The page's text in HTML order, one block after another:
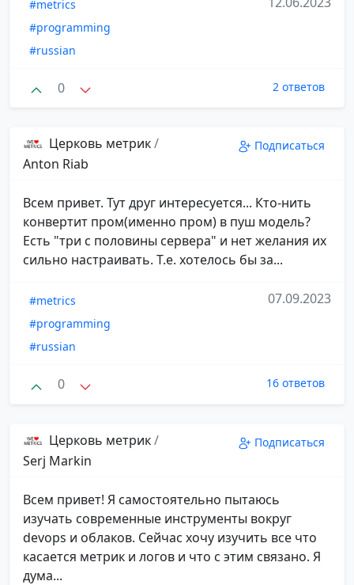
#metrics
#programming
#russian
0 2 ответов
Церковь метрик/
Anton Riab
Подписаться
Всем привет. Тут друг интересуется... Кто-нить
конвертит пром(именно пром) в пуш модель?
Есть "три с половины сервера" и нет желания их
сильно настраивать. Т.е. хотелось бы за...
#metrics
#programming
#russian
07.09.2023
0 16 ответов
Церковь метрик/
Serj Markin
Подписаться
Всем привет! Я самостоятельно пытаюсь
изучать современные инструменты вокруг
devops и облаков. Сейчас хочу изучить все что
касается метрик и логов и что с этим связано. Я
дума...